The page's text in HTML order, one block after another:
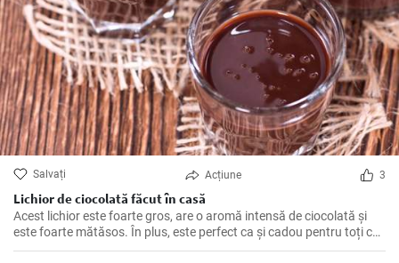
Salvați Acțiune 3
Lichior de ciocolată făcut în casă
Acest lichior este foarte gros, are o aromă intensă de ciocolată și
este foarte mătăsos. În plus, este perfect ca și cadou pentru toți cei
care iubesc dulcele și alcoolul.